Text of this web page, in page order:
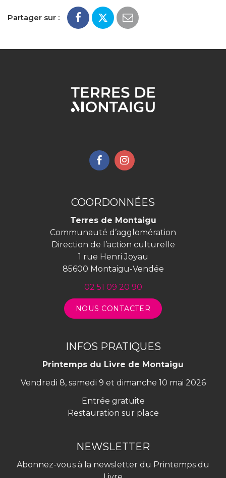
Partager sur :
Lien
compte
Facebook
Lien
compte
Instagram
COORDONNÉES
Terres de Montaigu
Communauté d’agglomération
Direction de l’action culturelle
1 rue Henri Joyau
85600 Montaigu-Vendée
02 51 09 20 90
NOUS CONTACTER
INFOS PRATIQUES
Printemps du Livre de Montaigu
Vendredi 8, samedi 9 et dimanche 10 mai 2026
Entrée gratuite
Restauration sur place
NEWSLETTER
Abonnez-vous à la newsletter du Printemps du